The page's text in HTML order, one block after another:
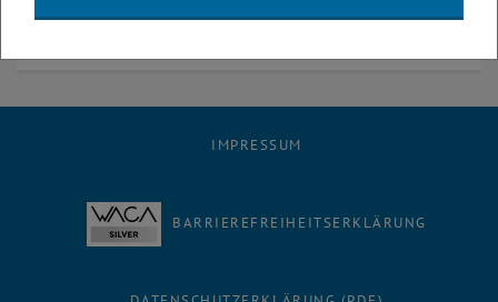
Anleitung zum Ausleihen
IMPRESSUM
BARRIEREFREIHEITSERKLÄRUNG